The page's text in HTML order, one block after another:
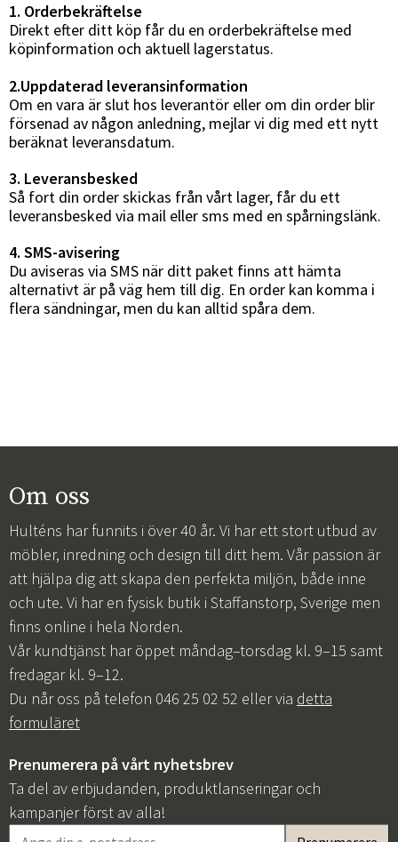
1. Orderbekräftelse
Direkt efter ditt köp får du en orderbekräftelse med
köpinformation och aktuell lagerstatus.
2.Uppdaterad leveransinformation
Om en vara är slut hos leverantör eller om din order blir
försenad av någon anledning, mejlar vi dig med ett nytt
beräknat leveransdatum.
3. Leveransbesked
Så fort din order skickas från vårt lager, får du ett
leveransbesked via mail eller sms med en spårningslänk.
4. SMS-avisering
Du aviseras via SMS när ditt paket finns att hämta
alternativt är på väg hem till dig. En order kan komma i
flera sändningar, men du kan alltid spåra dem.
Om oss
Hulténs har funnits i över 40 år. Vi har ett stort utbud av
möbler, inredning och design till ditt hem. Vår passion är
att hjälpa dig att skapa den perfekta miljön, både inne
och ute. Vi har en fysisk butik i Staffanstorp, Sverige men
finns online i hela Norden.
Vår kundtjänst har öppet måndag–torsdag kl. 9–15 samt
fredagar kl. 9–12.
Du når oss på telefon 046 25 02 52 eller via detta
formuläret
Prenumerera på vårt nyhetsbrev
Ta del av erbjudanden, produktlanseringar och
kampanjer först av alla!